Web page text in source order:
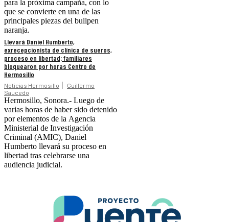
para la próxima campaña, con lo
que se convierte en una de las
principales piezas del bullpen
naranja.
Llevará Daniel Humberto,
exrecepcionista de clínica de sueros,
proceso en libertad; familiares
bloquearon por horas Centro de
Hermosillo
Noticias Hermosillo
Guillermo
Saucedo
Hermosillo, Sonora.- Luego de
varias horas de haber sido detenido
por elementos de la Agencia
Ministerial de Investigación
Criminal (AMIC), Daniel
Humberto llevará su proceso en
libertad tras celebrarse una
audiencia judicial.